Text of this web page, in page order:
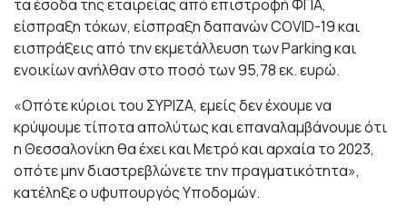
τα έσοδα της εταιρείας από επιστροφή ΦΠΑ,
είσπραξη τόκων, είσπραξη δαπανών COVID-19 και
εισπράξεις από την εκμετάλλευση των Parking και
ενοικίων ανήλθαν στο ποσό των 95,78 εκ. ευρώ.
«Οπότε κύριοι του ΣΥΡΙΖΑ, εμείς δεν έχουμε να
κρύψουμε τίποτα απολύτως και επαναλαμβάνουμε ότι
η Θεσσαλονίκη θα έχει και Μετρό και αρχαία το 2023,
οπότε μην διαστρεβλώνετε την πραγματικότητα»,
κατέληξε ο υφυπουργός Υποδομών.